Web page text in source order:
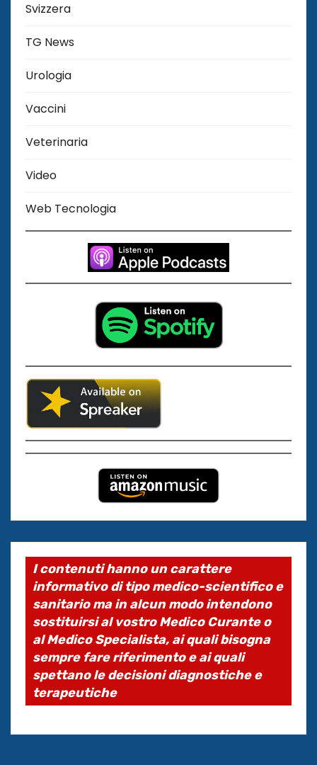
Svizzera
TG News
Urologia
Vaccini
Veterinaria
Video
Web Tecnologia
I contenuti hanno un carattere
informativo di tipo medico-scientifico e
sanitario ma in alcun modo intendono
sostituirsi al vostro Medico Curante o
al Medico Specialista, ai quali bisogna
sempre fare riferimento e ai quali
spettano le decisioni diagnostiche e
terapeutiche